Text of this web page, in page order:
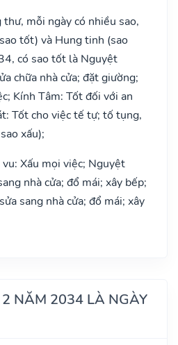
mỗi ngày có nhiều sao,
tốt) và Hung tinh (sao
có sao tốt là Nguyệt
chữa nhà cửa; đặt giường;
Kính Tâm: Tốt đối với an
Tốt cho việc tế tự; tố tụng,
xấu);
Xấu mọi việc; Nguyệt
nhà cửa; đổ mái; xây bếp;
sang nhà cửa; đổ mái; xây
NĂM 2034 LÀ NGÀY